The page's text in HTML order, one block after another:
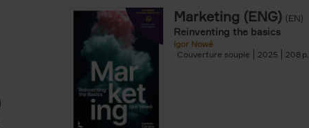
Isabel Verstraete filter
Jozefien De Feyter filter
Apply Steven Van Belleghem filter
Marketing (ENG) (EN)
Reinventing the basics
Igor Nowé
Couverture souple
2025 208